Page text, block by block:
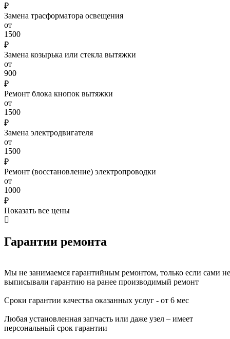
₽
Замена трасформатора освещения
от
1500
₽
Замена козырька или стекла вытяжки
от
900
₽
Ремонт блока кнопок вытяжки
от
1500
₽
Замена электродвигателя
от
1500
₽
Ремонт (восстановление) электропроводки
от
1000
₽
Показать все цены
Гарантии ремонта
Мы не занимаемся гарантийным ремонтом, только если сами не
выписывали гарантию на ранее производимый ремонт
Сроки гарантии качества оказанных услуг - от 6 мес
Любая установленная запчасть или даже узел – имеет
персональный срок гарантии